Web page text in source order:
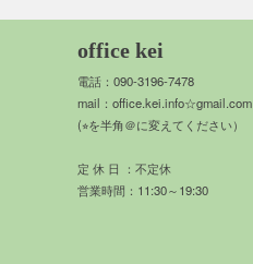
office kei
電話：090-3196-7478
mail：office.kei.info☆gmail.com
(⭐︎を半角＠に変えてください）
定 休 日 ：不定休
営業時間：11:30～19:30